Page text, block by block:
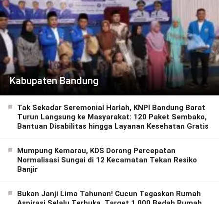
Kabupaten Bandung
Tak Sekadar Seremonial Harlah, KNPI Bandung Barat
Turun Langsung ke Masyarakat: 120 Paket Sembako,
Bantuan Disabilitas hingga Layanan Kesehatan Gratis
Mumpung Kemarau, KDS Dorong Percepatan
Normalisasi Sungai di 12 Kecamatan Tekan Resiko
Banjir
Bukan Janji Lima Tahunan! Cucun Tegaskan Rumah